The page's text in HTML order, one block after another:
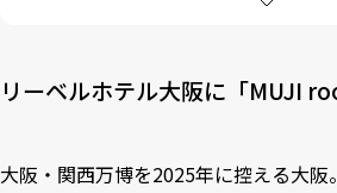
type D 66平方メートル／定員：4～
リーベルホテル大阪に「MUJI
大阪・関西万博を2025年に控える大